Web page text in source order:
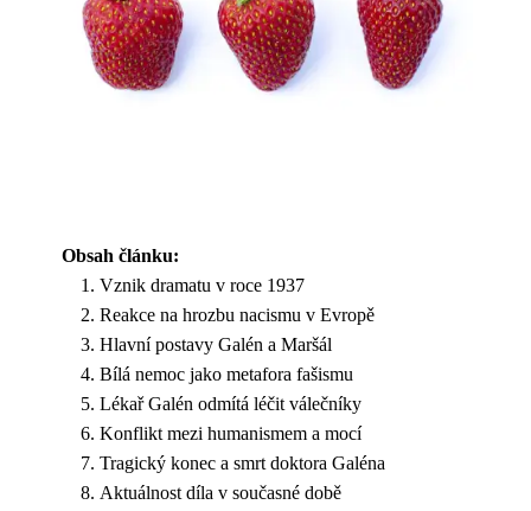
Obsah článku:
Vznik dramatu v roce 1937
Reakce na hrozbu nacismu v Evropě
Hlavní postavy Galén a Maršál
Bílá nemoc jako metafora fašismu
Lékař Galén odmítá léčit válečníky
Konflikt mezi humanismem a mocí
Tragický konec a smrt doktora Galéna
Aktuálnost díla v současné době